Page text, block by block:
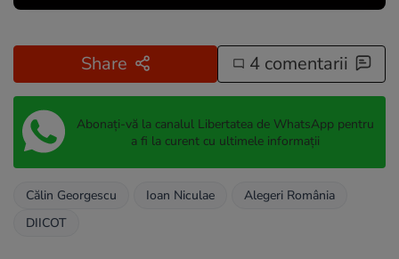
Share 4 comentarii
Abonați-vă la canalul Libertatea de WhatsApp pentru
a fi la curent cu ultimele informații
Călin Georgescu Ioan Niculae
Alegeri România
DIICOT